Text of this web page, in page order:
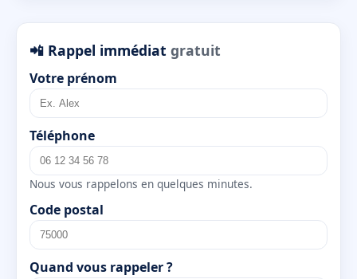
📲 Rappel immédiat gratuit
Votre prénom
Téléphone
Nous vous rappelons en quelques minutes.
Code postal
Quand vous rappeler ?